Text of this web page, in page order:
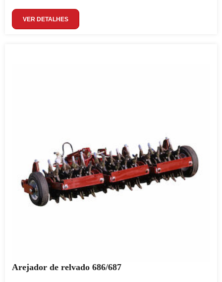
VER DETALHES
Arejador de relvado 686/687